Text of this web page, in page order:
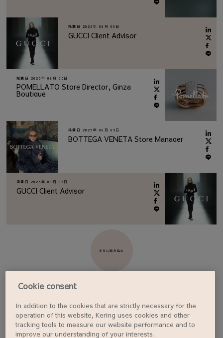
掲載日 2026年 08月 06日
GUCCI Client Advisor
掲載日 2026年 08月 05日
POMELLATO Store Director, Ginza
Boutique
掲載日 2026年 08月 05日
BOTTEGA VENETA Store Manager
掲載日 2026年 08月 05日
GUCCI Client Advisor
さらに読み込む
ジョブアラートを設定する
Cookie consent
In addition to the cookies that are strictly necessary for the
operation of this website, Kering uses cookies and other
tracking tools to measure our website performance and to
improve our understanding of your interests.